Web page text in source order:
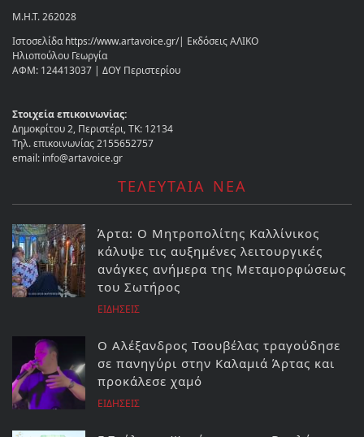
Μ.Η.Τ. 262028
Ιστοσελίδα https://www.artavoice.gr/| Εκδόσεις ΑΛΙΚΟ
Ηλιοπούλου Γεωργία
ΑΦΜ: 124413037 | ΔΟΥ Περιστερίου
Στοιχεία επικοινωνίας:
Δημοκρίτου 2, Περιστέρι, ΤΚ: 12134
Τηλ. επικοινωνίας 2155652757
email: info@artavoice.gr
ΤΕΛΕΥΤΑΙΑ ΝΕΑ
Άρτα: Ο Μητροπολίτης Καλλίνικος
κάλυψε τις αυξημένες λειτουργικές
ανάγκες ανήμερα της Μεταμορφώσεως
του Σωτήρος
ΕΙΔΗΣΕΙΣ
Ο Αλέξανδρος Τσουβέλας τραγούδησε
σε πανηγύρι στην Καλαμιά Άρτας και
προκάλεσε χαμό
ΕΙΔΗΣΕΙΣ